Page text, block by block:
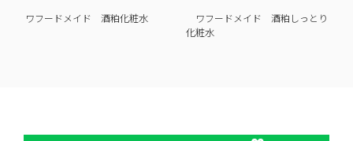
ワフードメイド 酒粕化粧水
ワフードメイド 酒粕しっとり
化粧水